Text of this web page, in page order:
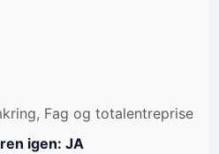
Fag og totalentreprise
igen: JA